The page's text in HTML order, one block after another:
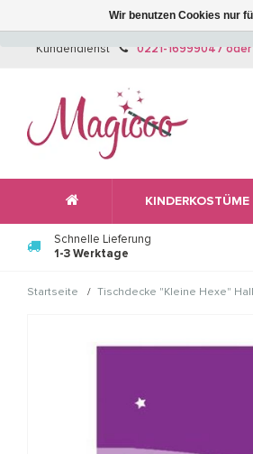
Kundendienst 0221-16999047
KINDERKOSTÜME
Schnelle Lieferung
1-3 Werktage
Startseite / Tischdecke "Kleine Hexe"
Wir benutzen Cookies nur